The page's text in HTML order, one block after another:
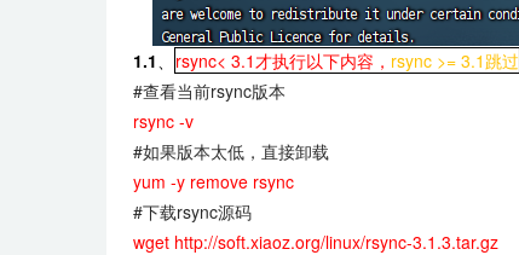
1.1、 rsync< 3.1才执行以下内容， rsync >= 3.1跳过
#查看当前rsync版本
rsync -v
#如果版本太低，直接卸载
yum -y remove rsync
#下载rsync源码
wget http://soft.xiaoz.org/linux/rsync-3.1.3.tar.gz